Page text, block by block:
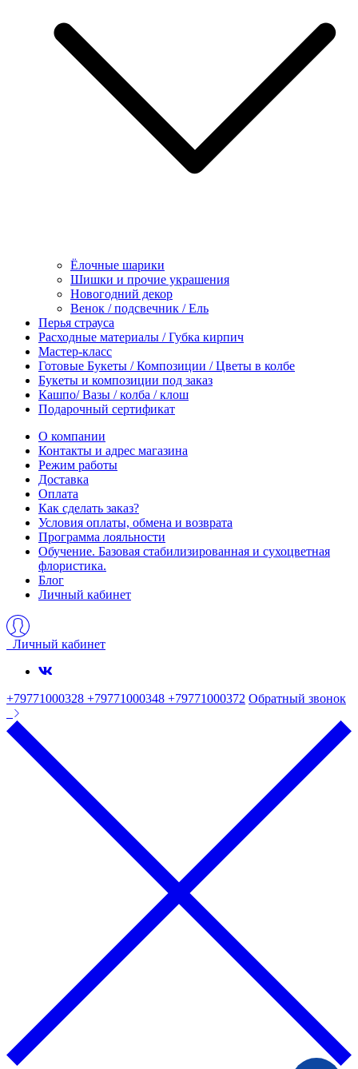
Ёлочные шарики
Шишки и прочие украшения
Новогодний декор
Венок / подсвечник / Ель
Перья страуса
Расходные материалы / Губка кирпич
Мастер-класс
Готовые Букеты / Композиции / Цветы в колбе
Букеты и композиции под заказ
Кашпо/ Вазы / колба / клош
Подарочный сертификат
О компании
Контакты и адрес магазина
Режим работы
Доставка
Оплата
Как сделать заказ?
Условия оплаты, обмена и возврата
Программа лояльности
Обучение. Базовая стабилизированная и сухоцветная
флористика.
Блог
Личный кабинет
Личный кабинет
+79771000328 +79771000348 +79771000372 Обратный звонок